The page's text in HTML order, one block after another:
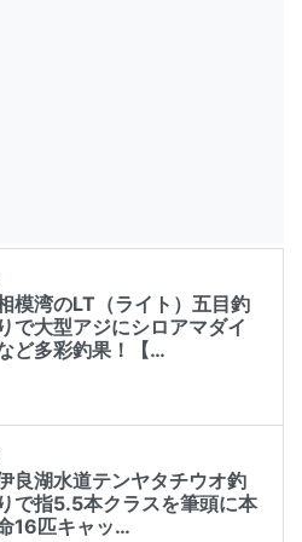
模湾のLT（ライト）五目釣
りで大型アジにシロアマダイ
ど多彩釣果！【…
良湖水道テンヤタチウオ釣
りで指5.5本クラスを筆頭に本
16匹キャッ…